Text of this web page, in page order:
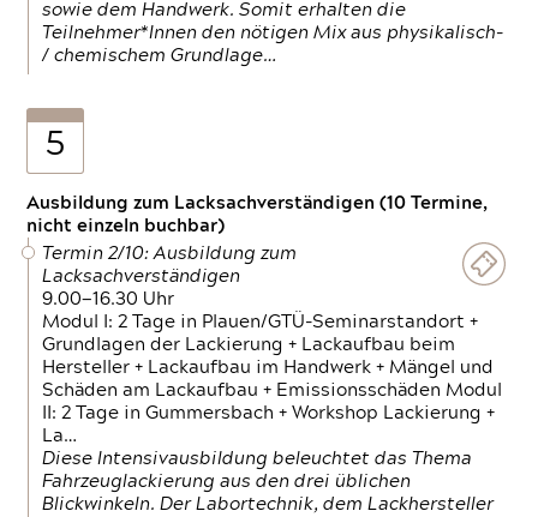
sowie dem Handwerk. Somit erhalten die
Teilnehmer*Innen den nötigen Mix aus physikalisch-
/ chemischem Grundlage…
5
Ausbildung zum Lacksachverständigen (10 Termine,
nicht einzeln buchbar)
Termin 2/10: Ausbildung zum
Lacksachverständigen
9.00—16.30 Uhr
Modul I: 2 Tage in Plauen/GTÜ-Seminarstandort +
Grundlagen der Lackierung + Lackaufbau beim
Hersteller + Lackaufbau im Handwerk + Mängel und
Schäden am Lackaufbau + Emissionsschäden Modul
II: 2 Tage in Gummersbach + Workshop Lackierung +
La…
Diese Intensivausbildung beleuchtet das Thema
Fahrzeuglackierung aus den drei üblichen
Blickwinkeln. Der Labortechnik, dem Lackhersteller